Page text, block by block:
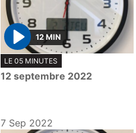
P
l
a
12 MIN
LE 05 MINUTES
12 septembre 2022
7 Sep 2022